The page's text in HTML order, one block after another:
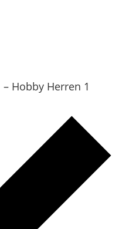
Hobby Herren 1